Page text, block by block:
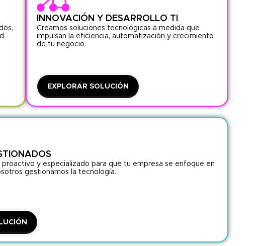
INNOVACIÓN Y DESARROLLO TI
Creamos soluciones tecnológicas a medida que
impulsan la eficiencia, automatización y crecimiento
de tu negocio.
EXPLORAR SOLUCIÓN
proactivo y especializado para que tu empresa se enfoque en
gestionamos la tecnología.